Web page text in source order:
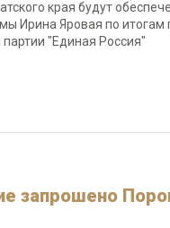
края будут
Ирина Яровая по
"Единая Россия"
запрошено